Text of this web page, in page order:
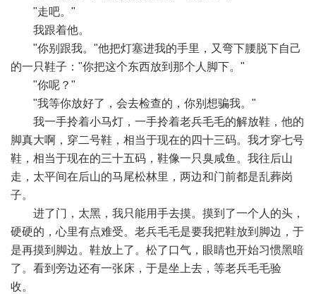
"走吧。"
我跟着他。
"你别跟我。"他把灯塞进我的手里，又弯下腰脱下自己
的一只鞋子："你把这个东西放到那个人脚下。"
"你呢？"
"我等你放好了，会去检查的，你别想骗我。"
我一手拎着小马灯，一手拎着老兵毛毛的解放鞋，他的
脚真大啊，穿二号鞋，相当于现在的四十三码。我才穿七号
鞋，相当于现在的三十五码，鞋像一只臭咸鱼。我往后山
走，太平间在后山的马尾松林里，两边和门前都是乱葬岗
子。
进了门，太黑，我只能用手去摸。摸到了一个人的头，
硬硬的，心里有点难受。老兵毛毛是要我把鞋放到脚边，于
是再摸到脚边。鞋放上了。松了口气，眼睛也开始习惯黑暗
了。看到旁边还有一张床，于是坐上去，等老兵毛毛验
收。